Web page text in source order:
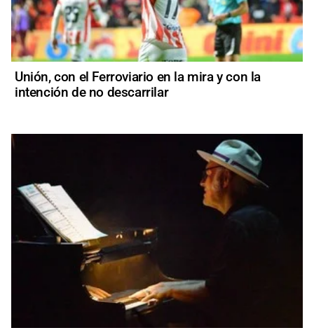
Unión, con el Ferroviario en la mira y con la
intención de no descarrilar